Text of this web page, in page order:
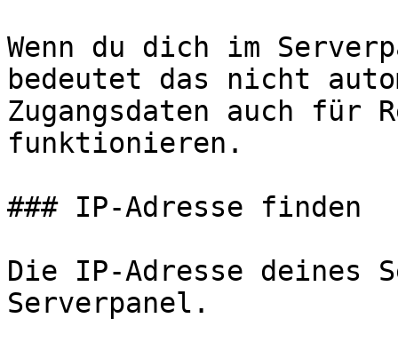
Wenn du dich im
bedeutet das nicht
Zugangsdaten auch für
funktionieren.
### IP-Adresse finden
Die IP-Adresse deines
Serverpanel.